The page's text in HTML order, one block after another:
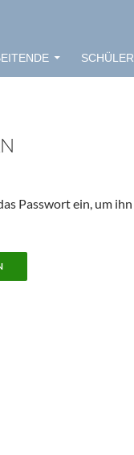
SCHÜLER
Passwort ein, um ihn